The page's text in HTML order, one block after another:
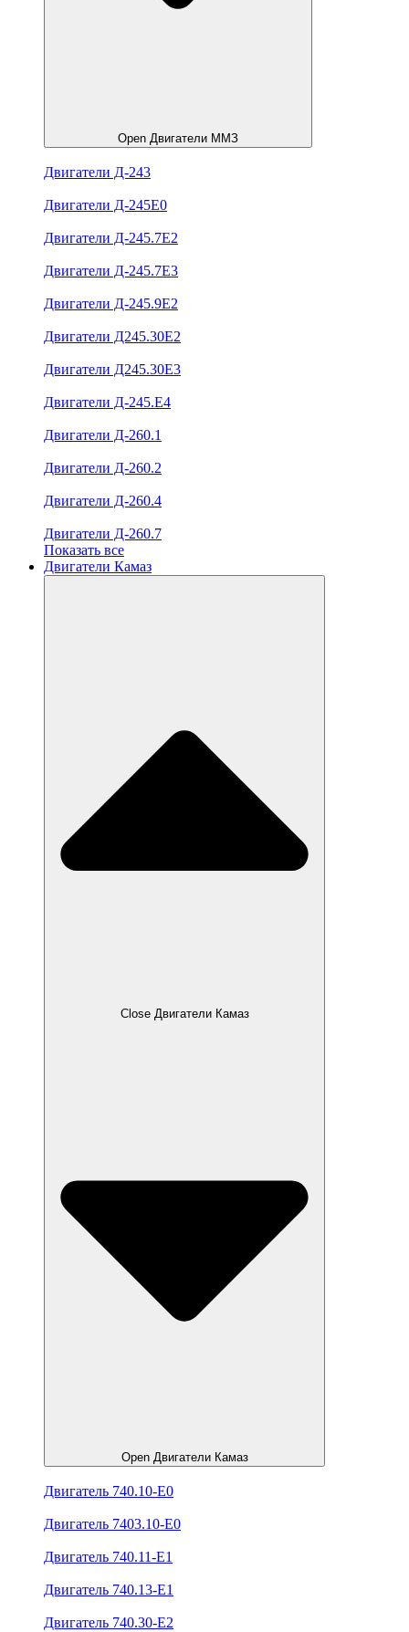
Open Двигатели ММЗ
Двигатели Д-243
Двигатели Д-245Е0
Двигатели Д-245.7Е2
Двигатели Д-245.7Е3
Двигатели Д-245.9Е2
Двигатели Д245.30Е2
Двигатели Д245.30Е3
Двигатели Д-245.Е4
Двигатели Д-260.1
Двигатели Д-260.2
Двигатели Д-260.4
Двигатели Д-260.7
Показать все
Двигатели Камаз
Close Двигатели Камаз
Open Двигатели Камаз
Двигатель 740.10-E0
Двигатель 7403.10-E0
Двигатель 740.11-E1
Двигатель 740.13-E1
Двигатель 740.30-E2